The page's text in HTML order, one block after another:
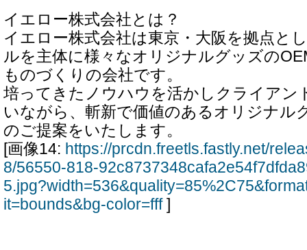
イエロー株式会社とは？
イエロー株式会社は東京・大阪を拠点と
ルを主体に様々なオリジナルグッズの
ものづくりの会社です。
培ってきたノウハウを活かしクライアン
いながら、斬新で価値のあるオリジナル
のご提案をいたします。
[画像14: https://prcdn.freetls.fastly.net/
8/56550-818-
it=bounds&bg-color=fff]